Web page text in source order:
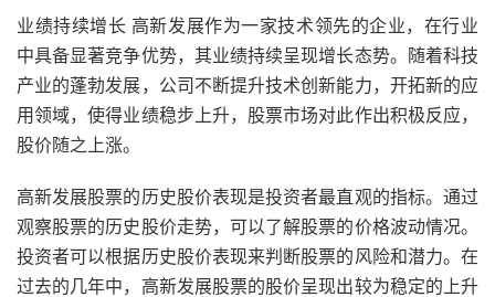
业绩持续增长 高新发展作为一家技术领先的企业，在行业
中具备显著竞争优势，其业绩持续呈现增长态势。随着科技
产业的蓬勃发展，公司不断提升技术创新能力，开拓新的应
用领域，使得业绩稳步上升，股票市场对此作出积极反应，
股价随之上涨。
高新发展股票的历史股价表现是投资者最直观的指标。通过
观察股票的历史股价走势，可以了解股票的价格波动情况。
投资者可以根据历史股价表现来判断股票的风险和潜力。在
过去的几年中，高新发展股票的股价呈现出较为稳定的上升